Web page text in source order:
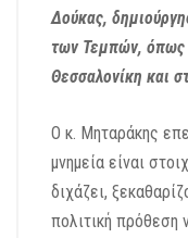
Δούκας,
των Τεμπών, όπως
Θεσσαλονίκη και
Ο κ. Μηταράκης
μνημεία είναι
διχάζει,
πολιτική πρόθεση